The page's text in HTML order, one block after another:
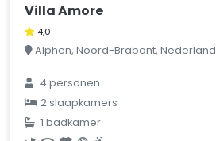
Villa Amore
4,0
Alphen, Noord-Brabant, Nederland
4 personen
2 slaapkamers
1 badkamer